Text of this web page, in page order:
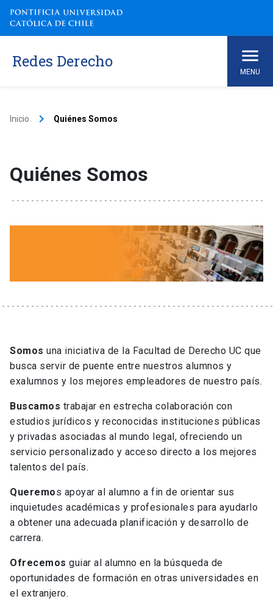
Redes Derecho
MENU
Contacto
Inicio keyboard_arrow_right Quiénes Somos
Quiénes Somos
Somos una iniciativa de la Facultad de Derecho UC que
busca servir de puente entre nuestros alumnos y
exalumnos y los mejores empleadores de nuestro país.
Buscamos trabajar en estrecha colaboración con
estudios jurídicos y reconocidas instituciones públicas
y privadas asociadas al mundo legal, ofreciendo un
servicio personalizado y acceso directo a los mejores
talentos del país.
Queremos apoyar al alumno a fin de orientar sus
inquietudes académicas y profesionales para ayudarlo
a obtener una adecuada planificación y desarrollo de
carrera.
Ofrecemos guiar al alumno en la búsqueda de
oportunidades de formación en otras universidades en
el extranjero.